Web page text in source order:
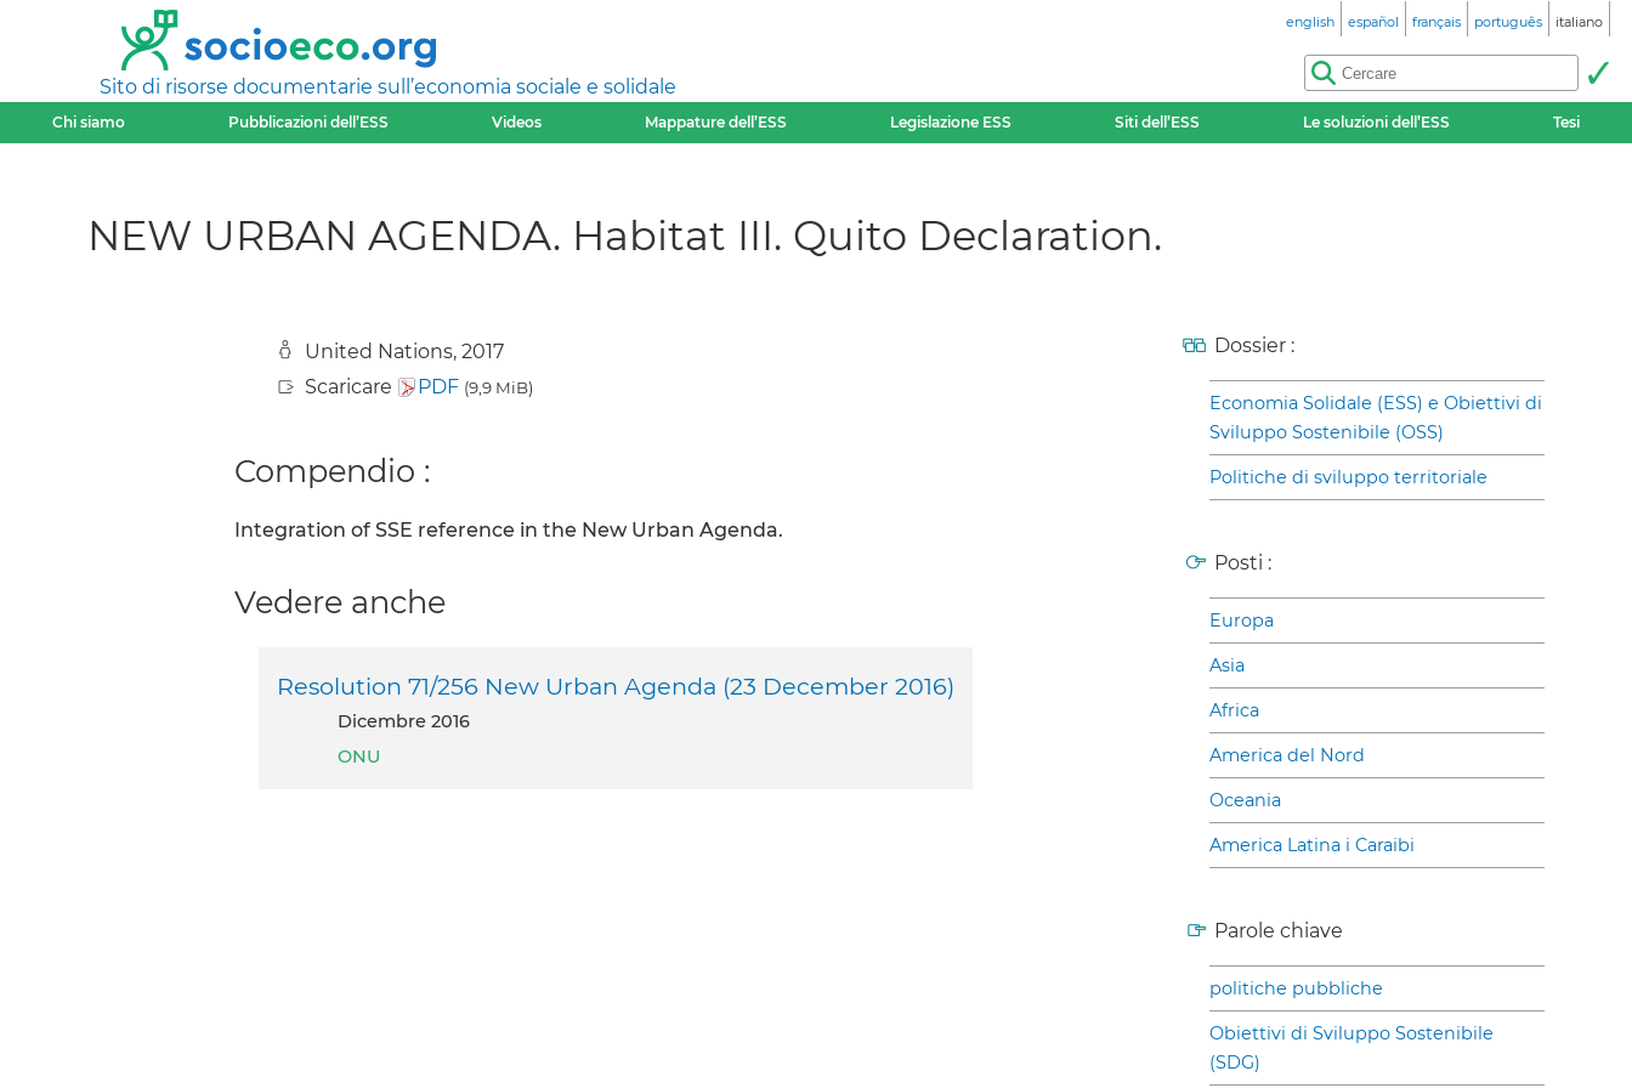
Sito di risorse documentarie sull’economia sociale e solidale
english español français português italiano
Chi siamo Pubblicazioni dell’ESS Videos Mappature dell’ESS Legislazione ESS Siti dell’ESS Le soluzioni dell’ESS Tesi
NEW URBAN AGENDA. Habitat III. Quito Declaration.
United Nations, 2017
Scaricare
PDF (9,9 MiB)
Compendio :
Integration of SSE reference in the New Urban Agenda.
Vedere anche
Resolution 71/256 New Urban Agenda (23 December 2016)
dicembre 2016
ONU
Dossier :
Economia Solidale (ESS) e Obiettivi di
Sviluppo Sostenibile (OSS)
Politiche di sviluppo territoriale
Posti :
Europa
Asia
Africa
America del Nord
Oceania
America Latina i Caraibi
Parole chiave
politiche pubbliche
Obiettivi di Sviluppo Sostenibile
(SDG)